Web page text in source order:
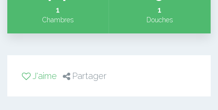
1
Chambres
1
Douches
J'aime Partager